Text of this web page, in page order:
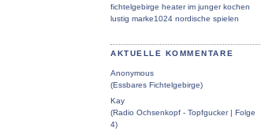
fichtelgebirge heater im junger kochen
lustig marke1024 nordische spielen
AKTUELLE KOMMENTARE
Anonymous
(Essbares Fichtelgebirge)
Kay
(Radio Ochsenkopf - Topfgucker | Folge
4)